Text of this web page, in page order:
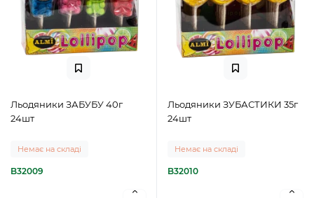
Льодяники ЗАБУБУ 40г
24шт
Немає на складі
B32009
Льодяники ЗУБАСТИКИ 35г
24шт
Немає на складі
B32010